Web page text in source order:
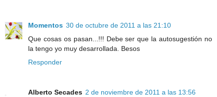
Momentos 30 de octubre de 2011 a las 21:10
Que cosas os pasan...!!! Debe ser que la autosugestión no
la tengo yo muy desarrollada. Besos
Responder
Alberto Secades 2 de noviembre de 2011 a las 13:56